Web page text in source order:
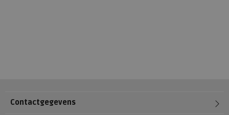
Contactgegevens